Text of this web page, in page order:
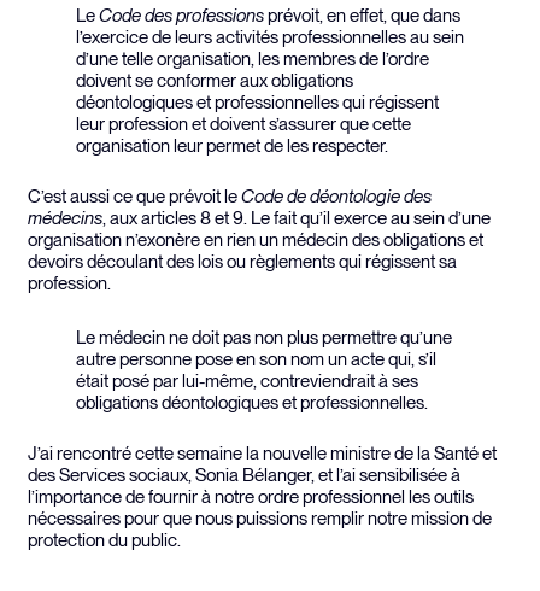
LeCode des professionsprévoit, en effet, que dans
l’exercice de leurs activités professionnelles au sein
d’une telle organisation, les membres de l’ordre
doivent se conformer aux obligations
déontologiques et professionnelles qui régissent
leur profession et doivent s’assurer que cette
organisation leur permet de les respecter.
C’est aussi ce que prévoit leCode de déontologie des
médecins , aux articles 8 et 9. Le fait qu’il exerce au sein d’une
organisation n’exonère en rien un médecin des obligations et
devoirs découlant des lois ou règlements qui régissent sa
profession.
Le médecin ne doit pas non plus permettre qu’une
autre personne pose en son nom un acte qui, s’il
était posé par lui-même, contreviendrait à ses
obligations déontologiques et professionnelles.
J’ai rencontré cette semaine la nouvelle ministre de la Santé et
des Services sociaux, Sonia Bélanger, et l’ai sensibilisée à
l’importance de fournir à notre ordre professionnel les outils
nécessaires pour que nous puissions remplir notre mission de
protection du public.